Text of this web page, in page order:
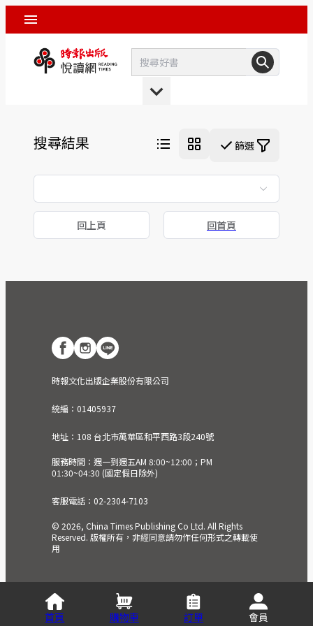
搜尋結果 篩選
回上頁 回首頁
時報文化出版企業股份有限公司
統編：01405937
地址：108 台北市萬華區和平西路3段240號
服務時間：週一到週五AM 8:00~12:00；PM
01:30~04:30 (國定假日除外)
客服電話：02-2304-7103
© 2026, China Times Publishing Co Ltd. All Rights
Reserved. 版權所有，非經同意請勿作任何形式之轉載使
用
首頁 購物車 訂單 會員